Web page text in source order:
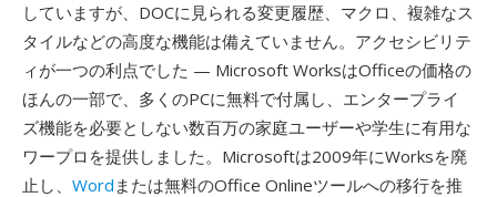
していますが、DOCに見られる変更履歴、マクロ、複雑なス
タイルなどの高度な機能は備えていません。アクセシビリテ
ィが一つの利点でした — Microsoft WorksはOfficeの価格の
ほんの一部で、多くのPCに無料で付属し、エンタープライ
ズ機能を必要としない数百万の家庭ユーザーや学生に有用な
ワープロを提供しました。Microsoftは2009年にWorksを廃
止し、 Word または無料のOffice Onlineツールへの移行を推